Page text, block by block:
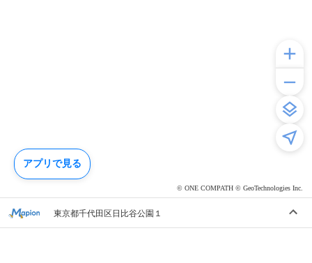
© ONE COMPATH © GeoTechnologies Inc.
東京都千代田区日比谷公園１
アプリで見る